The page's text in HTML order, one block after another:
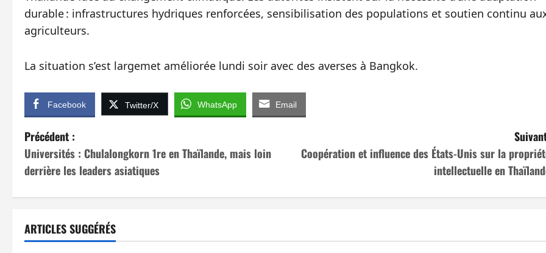
durable : infrastructures hydriques renforcées, sensibilisation des populations et soutien continu
agriculteurs.
La situation s’est largemet améliorée lundi soir avec des averses à Bangkok.
Facebook Twitter/X WhatsApp Email
N
a
v
g
Précédent :
Universités : Chulalongkorn 1re en Thaïlande, mais loin
derrière les leaders asiatiques
Coopération et influence des États-Unis sur la
intellectuelle en
ARTICLES SUGGÉRÉS